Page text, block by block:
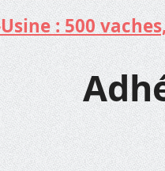
: 500